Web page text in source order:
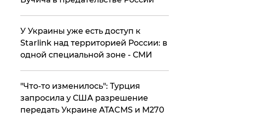
У Украины уже есть доступ к
Starlink над территорией России: в
одной специальной зоне - СМИ
​"Что-то изменилось": Турция
запросила у США разрешение
передать Украине ATACMS и M270